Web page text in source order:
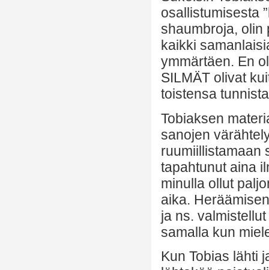
osallistumisesta
shaumbroja, olin
kaikki
ymmärtäen. En
SILMÄT olivat
toistensa
Tobiaksen
sanojen
ruumiillistamaan
tapahtunut aina
minulla ollut
aika.
ja ns.
samalla kun
Kun Tobias lähti